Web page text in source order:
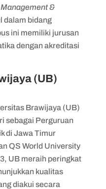
&
dalam bidang
ini memiliki jurusan
dengan akreditasi
(UB)
Brawijaya (UB)
sebagai Perguruan
di Jawa Timur
QS World University
UB meraih peringkat
kualitas
diakui secara